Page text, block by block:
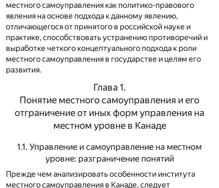
местного самоуправления как политико-правового
явления на основе подхода к данному явлению,
отличающегося от принятого в российской науке и
практике, способствовать устранению противоречий и
выработке четкого концептуального подхода к роли
местного самоуправления в государстве и целям его
развития.
Глава 1.
Понятие местного самоуправления и его
отграничение от иных форм управления на
местном уровне в Канаде
1.1. Управление и самоуправление на местном
уровне: разграничение понятий
Прежде чем анализировать особенности института
местного самоуправления в Канаде, следует